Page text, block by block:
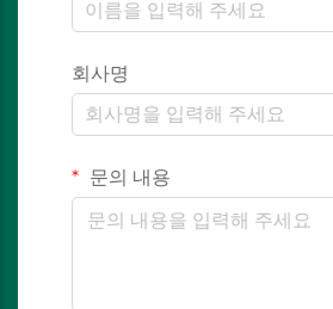
회사명
문의 내용